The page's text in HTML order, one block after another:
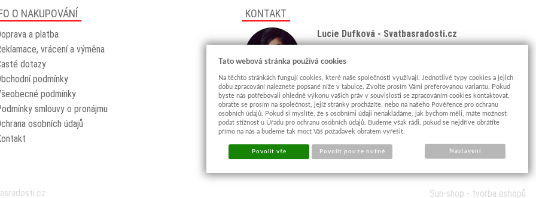
O NAKUPOVÁNÍ
a platba
vrácení a výměna
dotazy
podmínky
podmínky
smlouvy o pronájmu
osobních údajů
KONTAKT
Lucie Dufková - Svatbasradosti.cz
Email:info@svatbasradosti.cz
Showroom
Jungmannova 627, Kyjov 69701
Po-Pá: po domluvě (více info)
Sun-shop - tvorba eshopů
Tato webová stránka používá cookies
Na těchto stránkách fungují cookies, které naše společnosti využívají. Jednotlivé typy cookies a jejich
dobu zpracování naleznete popsané níže v tabulce. Zvolte prosím Vámi preferovanou variantu. Pokud
byste nás potřebovali ohledně výkonu vašich práv v souvislosti se zpracováním cookies kontaktovat,
obraťte se prosím na společnost, jejíž stránky procházíte, nebo na našeho Pověřence pro ochranu
osobních údajů. Pokud si myslíte, že s osobními údaji nenakládáme, jak bychom měli, máte možnost
podat stížnost u Úřadu pro ochranu osobních údajů. Budeme však rádi, pokud se nejdříve obrátíte
přímo na nás a budeme tak moct Váš požadavek obratem vyřešit.
Povolit vše Povolit pouze nutné Nastavení